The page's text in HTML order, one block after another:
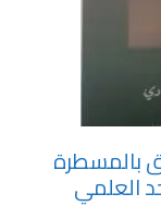
بالمسطرة
العلمي